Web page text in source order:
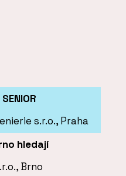
s.r.o., Praha
hledají
Brno